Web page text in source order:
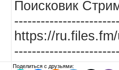
Поисковик
https://
Поделиться с друзьями: